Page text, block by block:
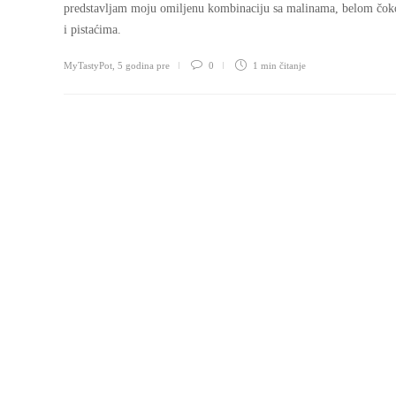
predstavljam moju omiljenu kombinaciju sa malinama, belom
i pistaćima.
MyTastyPot 5 godina pre 0 1 min čitanje